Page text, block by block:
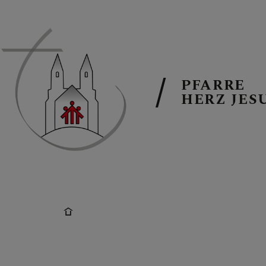
PFARRTEAM
GRUPPEN
PFARRE
HERZ